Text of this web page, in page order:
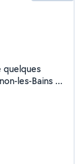
quelques
les-Bains et